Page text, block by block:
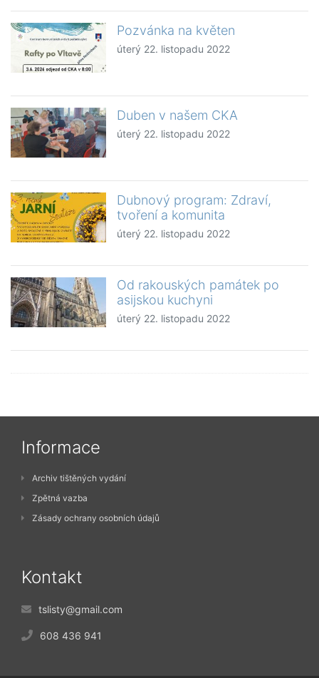
Pozvánka na květen
úterý 22. listopadu 2022
Duben v našem CKA
úterý 22. listopadu 2022
Dubnový program: Zdraví,
tvoření a komunita
úterý 22. listopadu 2022
Od rakouských památek po
asijskou kuchyni
úterý 22. listopadu 2022
Informace
Archiv tištěných vydání
Zpětná vazba
Zásady ochrany osobních údajů
Kontakt
tslisty@gmail.com
608 436 941